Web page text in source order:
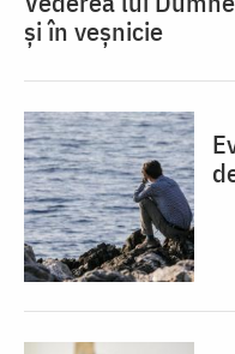
și în veșnicie